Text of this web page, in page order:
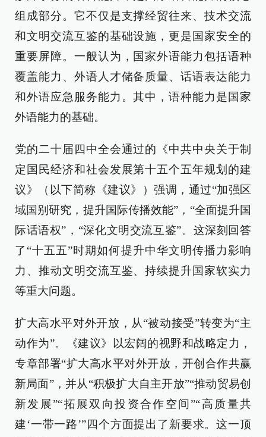
组成部分。它不仅是支撑经贸往来、技术交流
和文明交流互鉴的基础设施，更是国家安全的
重要屏障。一般认为，国家外语能力包括语种
覆盖能力、外语人才储备质量、话语表达能力
和外语应急服务能力。其中，语种能力是国家
外语能力的基础。
党的二十届四中全会通过的《中共中央关于制
定国民经济和社会发展第十五个五年规划的建
议》（以下简称《建议》）强调，通过“加强区
域国别研究，提升国际传播效能”，“全面提升国
际话语权”，“深化文明交流互鉴”。这深刻回答
了“十五五”时期如何提升中华文明传播力影响
力、推动文明交流互鉴、持续提升国家软实力
等重大问题。
扩大高水平对外开放，从“被动接受”转变为“主
动作为”。《建议》以宏阔的视野和战略定力，
专章部署“扩大高水平对外开放，开创合作共赢
新局面”，并从“积极扩大自主开放”“推动贸易创
新发展”“拓展双向投资合作空间”“高质量共
建‘一带一路’”四个方面提出了新要求。这一顶